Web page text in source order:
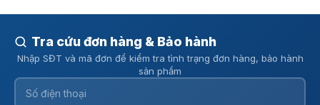
Giảm quầng thâm và bọng mắt, mang lại vẻ ngoài tươi
Chế độ này đặc biệt hữu ích cho những người thường xuyên làm việc
trước máy tính hoặc đọc sách trong thời gian dài.
Tra cứu đơn hàng & Bảo hành
Nhập SĐT và mã đơn để kiểm tra tình trạng đơn hàng, bảo hành
sản phẩm